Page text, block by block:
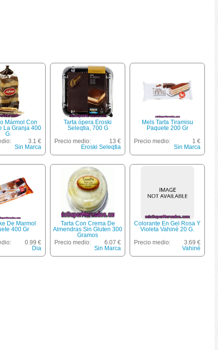
Mármol Con
La Granja 400
G.
3.1 €
Sin Marca
Tarta ópera Eroski
Seleqtia, 700 G
Precio medio:
13 €
Eroski Seleqtia
Mels Tarta Tiramisu
Paquete 200 Gr
Precio medio:
1 €
Sin Marca
De Marmol
400 Gr
0.99 €
Dia
Tarta Con Crema De
Almendras Sin Gluten 300
Gramos
Precio medio:
6.07 €
Sin Marca
Colorante En Gel Rosa Y
Violeta Vahiné 20 G.
Precio medio:
3.69 €
Vahiné